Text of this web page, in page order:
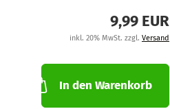
9,99 EUR
inkl. 20% MwSt. zzgl. Versand
In den Warenkorb